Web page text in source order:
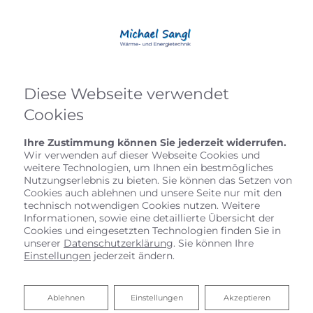
Michael Sangl
Diese Webseite verwendet
Cookies
Ihre Zustimmung können Sie jederzeit widerrufen.
Wir verwenden auf dieser Webseite Cookies und
weitere Technologien, um Ihnen ein bestmögliches
Nutzungserlebnis zu bieten. Sie können das Setzen von
Cookies auch ablehnen und unsere Seite nur mit den
technisch notwendigen Cookies nutzen. Weitere
Informationen, sowie eine detaillierte Übersicht der
Cookies und eingesetzten Technologien finden Sie in
unserer Datenschutzerklärung. Sie können Ihre
Einstellungen jederzeit ändern.
Akzeptieren
Einstellungen
Ablehnen
Ablehnen